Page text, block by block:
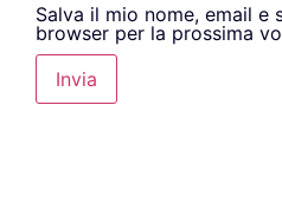
Salva il mio nome, email e
browser per la prossima